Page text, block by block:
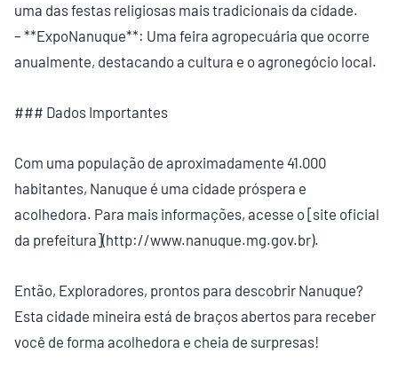
uma das festas religiosas mais tradicionais da cidade.
– **ExpoNanuque**: Uma feira agropecuária que ocorre
anualmente, destacando a cultura e o agronegócio local.
### Dados Importantes
Com uma população de aproximadamente 41.000
habitantes, Nanuque é uma cidade próspera e
acolhedora. Para mais informações, acesse o [site oficial
da prefeitura](http://www.nanuque.mg.gov.br).
Então, Exploradores, prontos para descobrir Nanuque?
Esta cidade mineira está de braços abertos para receber
você de forma acolhedora e cheia de surpresas!